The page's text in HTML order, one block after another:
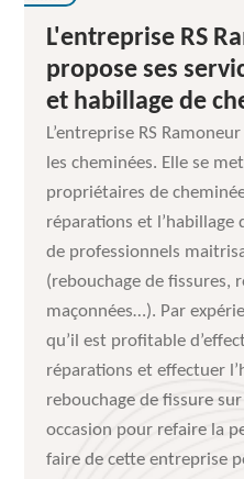
L'entreprise RS
propose ses
et habillage de
L’entreprise RS
les cheminées. Elle se
propriétaires de
réparations et l’habillage
de professionnels
(rebouchage de fissures,
maçonnées…). Par
qu’il est profitable
réparations et effectuer
rebouchage de fissure
occasion pour refaire la
faire de cette entreprise